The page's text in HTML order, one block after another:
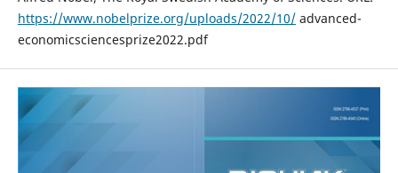
https://www.nobelprize.org/uploads/2022/10/advanced-
economicsciencesprize2022.pdf